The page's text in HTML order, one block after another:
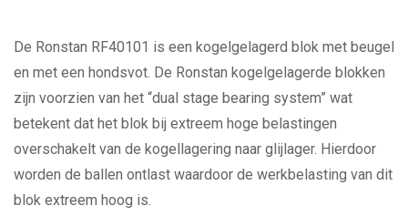
De Ronstan RF40101 is een kogelgelagerd blok met beugel
en met een hondsvot. De Ronstan kogelgelagerde blokken
zijn voorzien van het “dual stage bearing system” wat
betekent dat het blok bij extreem hoge belastingen
overschakelt van de kogellagering naar glijlager. Hierdoor
worden de ballen ontlast waardoor de werkbelasting van dit
blok extreem hoog is.